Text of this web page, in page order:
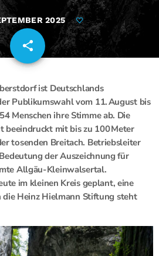
2025
share
email
ist Deutschlands
Publikumswahl vom 11. August bis
Menschen ihre Stimme ab. Die
beeindruckt mit bis zu 100 Meter
tosenden Breitach. Betriebsleiter
der Auszeichnung für
Allgäu-Kleinwalsertal.
im kleinen Kreis geplant, eine
Heinz Hielmann Stiftung steht